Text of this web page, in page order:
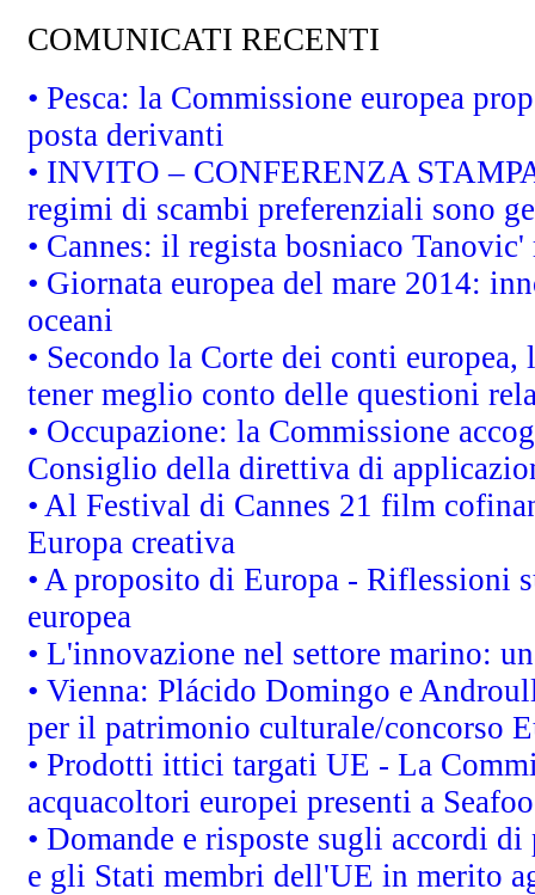
COMUNICATI RECENTI
• Pesca: la Commissione europea
posta derivanti
• INVITO – CONFERENZA
regimi di scambi preferenziali sono
• Cannes: il regista bosniaco
• Giornata europea del mare 2014:
oceani
• Secondo la Corte dei conti
tener meglio conto delle questioni
• Occupazione: la Commissione
Consiglio della direttiva di
• Al Festival di Cannes 21 film
Europa creativa
• A proposito di Europa - Riflessioni
europea
• L'innovazione nel settore marino:
• Vienna: Plácido Domingo e
per il patrimonio culturale/concorso
• Prodotti ittici targati UE - La
acquacoltori europei presenti a
• Domande e risposte sugli accordi
e gli Stati membri dell'UE in merito